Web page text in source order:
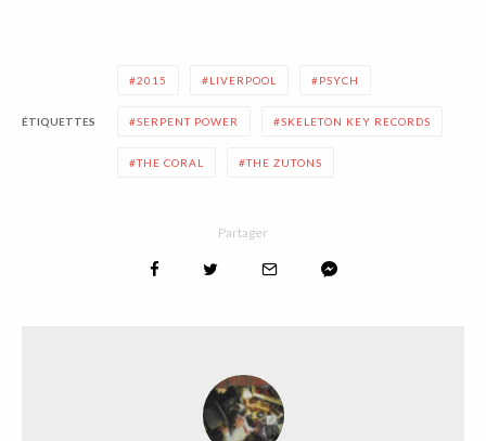
ÉTIQUETTES
2015 LIVERPOOL PSYCH
SERPENT POWER SKELETON KEY RECORDS
THE CORAL THE ZUTONS
Partager